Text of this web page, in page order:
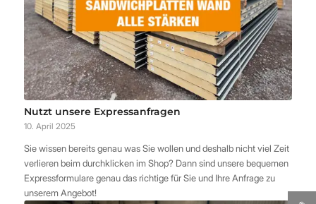
Nutzt unsere Expressanfragen
10. April 2025
Sie wissen bereits genau was Sie wollen und deshalb nicht viel Zeit
verlieren beim durchklicken im Shop? Dann sind unsere bequemen
Expressformulare genau das richtige für Sie und Ihre Anfrage zu
unserem Angebot!